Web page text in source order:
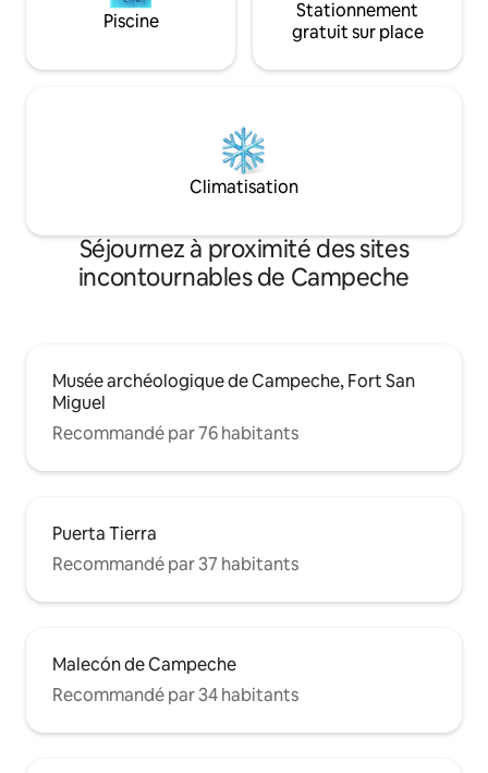
Piscine
Stationnement
gratuit sur place
Climatisation
Séjournez à proximité des sites
incontournables de Campeche
Musée archéologique de Campeche, Fort San
Miguel
Recommandé par 76 habitants
Puerta Tierra
Recommandé par 37 habitants
Malecón de Campeche
Recommandé par 34 habitants